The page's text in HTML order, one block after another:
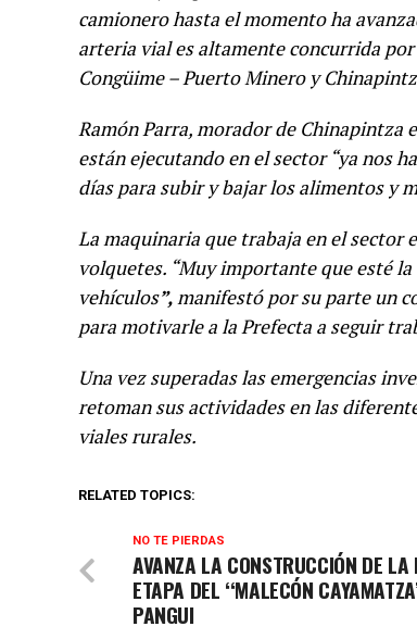
camionero hasta el momento ha
arteria vial es altamente concurrida
Congüime – Puerto Minero y
Ramón Parra, morador de
están ejecutando en el sector “ya nos
días para subir y bajar los alimentos y
La maquinaria que trabaja en el
volquetes. “Muy importante que esté
vehículos”,manifestó por su parte un
para motivarle a la Prefecta a seguir
Una vez superadas las emergencias
retoman sus actividades en las
viales rurales.
RELATED TOPICS:
NO TE PIERDAS
AVANZA LA CONSTRUCCIÓN DE LA
ETAPA DEL ‘‘MALECÓN
PANGUI